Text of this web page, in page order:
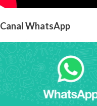
Canal WhatsApp